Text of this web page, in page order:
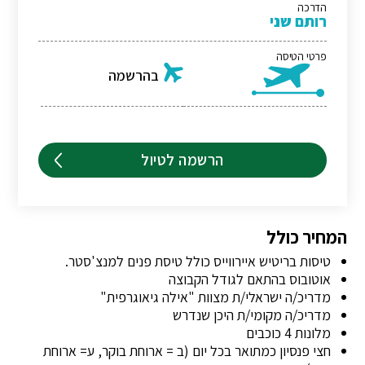
הדרכה
רותם שני
פרטי הטיסה
בהרשמה
הרשמה לטיול
המחיר כולל
טיסות בריטיש איירווייס כולל טיסת פנים למנצ'סטר.
אוטובוס בהתאם לגודל הקבוצה
מדריכ/ה ישראלי/ת מצוות "אילה גיאוגרפית"
מדריכ/ה מקומי/ת היכן שנדרש
מלונות 4 כוכבים
חצי פנסיון כמתואר בכל יום (ב = ארוחת בוקר, ע= ארוחת